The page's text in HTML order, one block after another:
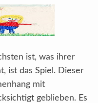
ist, was ihrer
ist das Spiel. Dieser
mit
geblieben. Es